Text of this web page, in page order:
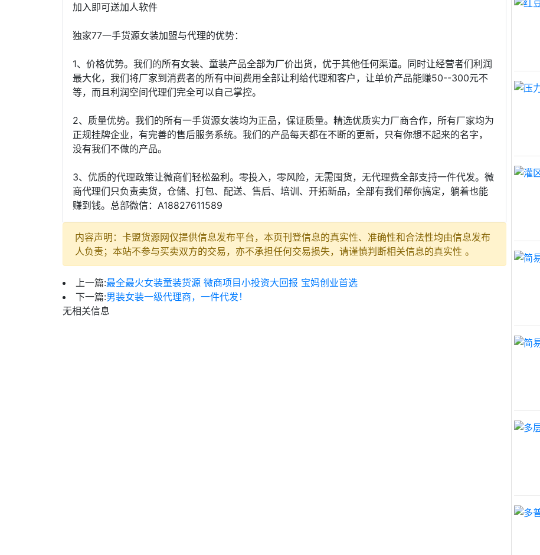
加入即可送加人软件
独家77一手货源女装加盟与代理的优势：
1、价格优势。我们的所有女装、童装产品全部为厂价出货，优于其他任何渠道。同时让经营者们利润
最大化，我们将厂家到消费者的所有中间费用全部让利给代理和客户，让单价产品能赚50--300元不
等，而且利润空间代理们完全可以自己掌控。
2、质量优势。我们的所有一手货源女装均为正品，保证质量。精选优质实力厂商合作，所有厂家均为
正规挂牌企业，有完善的售后服务系统。我们的产品每天都在不断的更新，只有你想不起来的名字，
没有我们不做的产品。
3、优质的代理政策让微商们轻松盈利。零投入，零风险，无需囤货，无代理费全部支持一件代发。微
商代理们只负责卖货，仓储、打包、配送、售后、培训、开拓新品，全部有我们帮你搞定，躺着也能
赚到钱。总部微信：A18827611589
内容声明：卡盟货源网仅提供信息发布平台，本页刊登信息的真实性、准确性和合法性均由信息发布
人负责；本站不参与买卖双方的交易，亦不承担任何交易损失，请谨慎判断相关信息的真实性 。
上一篇:最全最火女装童装货源 微商项目小投资大回报 宝妈创业首选
下一篇:男装女装一级代理商，一件代发！
无相关信息